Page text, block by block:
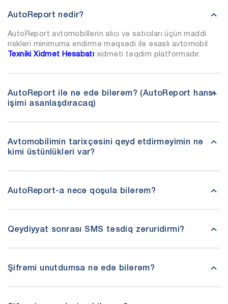
AutoReport nədir?
AutoReport avtomobillərin alıcı və satıcıları üçün maddi
riskləri minimuma endirmə məqsədi ilə əsaslı avtomobil
Texniki Xidmət Hesabatı xidməti təqdim platformadır.
AutoReport ilə nə edə bilərəm? (AutoReport hansı
işimi asanlaşdıracaq)
Avtomobilimin tarixçəsini qeyd etdirməyimin nə
kimi üstünlükləri var?
AutoReport-a necə qoşula bilərəm?
Qeydiyyat sonrası SMS təsdiq zəruridirmi?
Şifrəmi unutdumsa nə edə bilərəm?